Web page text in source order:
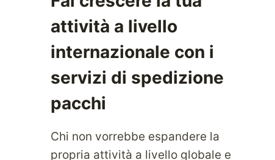
attività a livello
internazionale con i
servizi di spedizione
pacchi
Chi non vorrebbe espandere la
propria attività a livello globale e